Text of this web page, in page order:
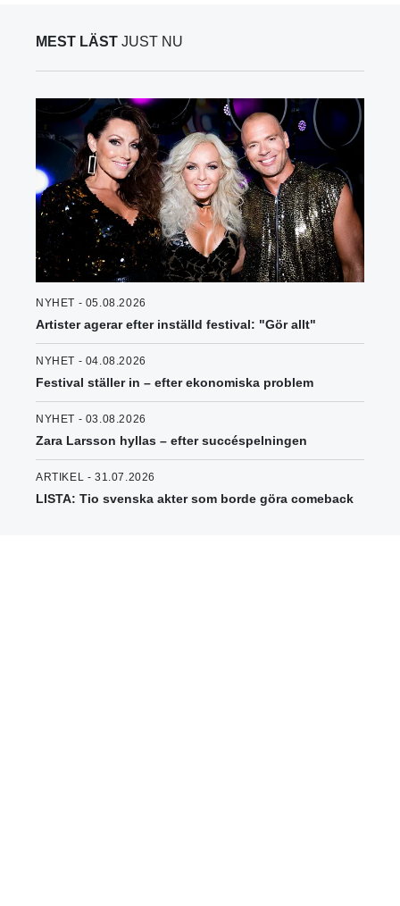
MEST LÄST JUST NU
NYHET - 05.08.2026
Artister agerar efter inställd festival: "Gör allt"
NYHET - 04.08.2026
Festival ställer in – efter ekonomiska problem
NYHET - 03.08.2026
Zara Larsson hyllas – efter succéspelningen
ARTIKEL - 31.07.2026
LISTA: Tio svenska akter som borde göra comeback